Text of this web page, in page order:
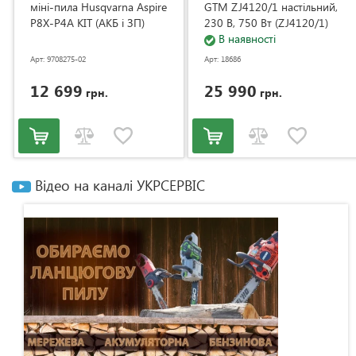
міні-пила Husqvarna Aspire
P8X-P4A KIT (АКБ і ЗП)
Арт: 9708275-02
12 699 грн.
GTM ZJ4120/1 настільний,
230 В, 750 Вт (ZJ4120/1)
В наявності
Арт: 18686
25 990 грн.
Відео на каналі УКРСЕРВІС